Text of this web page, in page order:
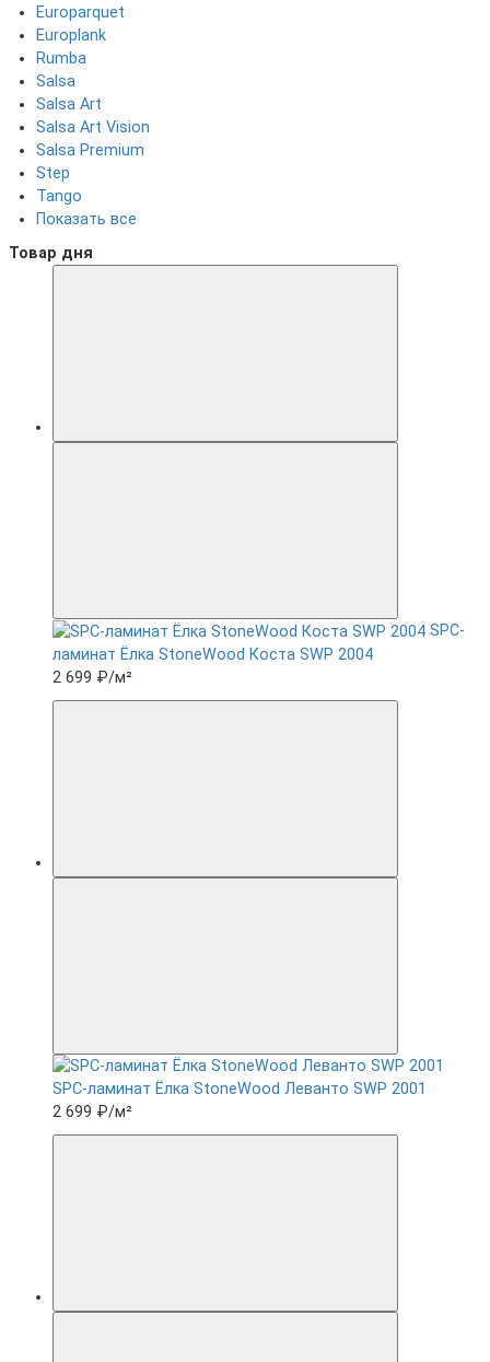
Europarquet
Europlank
Rumba
Salsa
Salsa Art
Salsa Art Vision
Salsa Premium
Step
Tango
Показать все
Товар дня
SPC-
ламинат Ëлка StoneWood Коста SWP 2004
2 699 ₽/м²
SPC-ламинат Ëлка StoneWood Леванто SWP 2001
2 699 ₽/м²